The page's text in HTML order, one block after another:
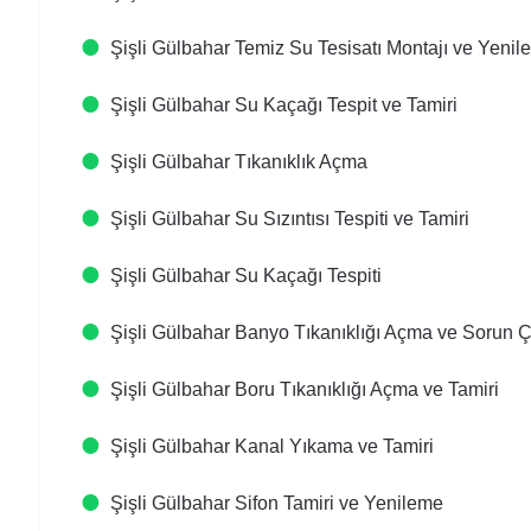
Şişli Gülbahar Temiz Su Tesisatı Montajı ve
Şişli Gülbahar Su Kaçağı Tespit ve Tamiri
Şişli Gülbahar Tıkanıklık Açma
Şişli Gülbahar Su Sızıntısı Tespiti ve Tamiri
Şişli Gülbahar Su Kaçağı Tespiti
Şişli Gülbahar Banyo Tıkanıklığı Açma ve Sorun
Şişli Gülbahar Boru Tıkanıklığı Açma ve Tamiri
Şişli Gülbahar Kanal Yıkama ve Tamiri
Şişli Gülbahar Sifon Tamiri ve Yenileme